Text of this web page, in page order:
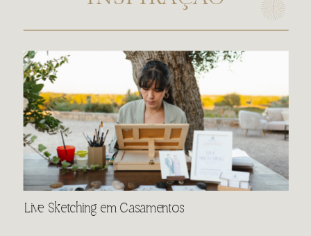
Live Sketching em Casamentos